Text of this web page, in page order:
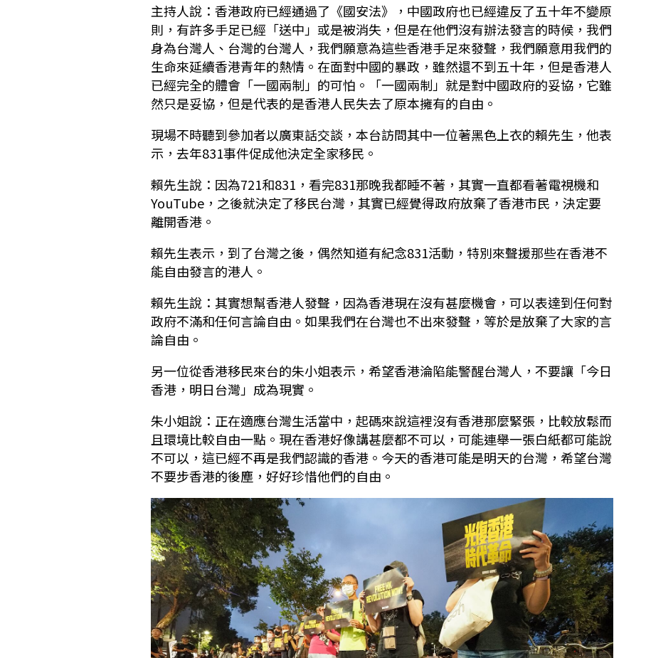
主持人說：香港政府已經通過了《國安法》，中國政府也已經違反了五十年不變原
則，有許多手足已經「送中」或是被消失，但是在他們沒有辦法發言的時候，我們
身為台灣人、台灣的台灣人，我們願意為這些香港手足來發聲，我們願意用我們的
生命來延續香港青年的熱情。在面對中國的暴政，雖然還不到五十年，但是香港人
已經完全的體會「一國兩制」的可怕。「一國兩制」就是對中國政府的妥協，它雖
然只是妥協，但是代表的是香港人民失去了原本擁有的自由。
現場不時聽到參加者以廣東話交談，本台訪問其中一位著黑色上衣的賴先生，他表
示，去年831事件促成他決定全家移民。
賴先生說：因為721和831，看完831那晚我都睡不著，其實一直都看著電視機和
YouTube，之後就決定了移民台灣，其實已經覺得政府放棄了香港市民，決定要
離開香港。
賴先生表示，到了台灣之後，偶然知道有紀念831活動，特別來聲援那些在香港不
能自由發言的港人。
賴先生說：其實想幫香港人發聲，因為香港現在沒有甚麼機會，可以表達到任何對
政府不滿和任何言論自由。如果我們在台灣也不出來發聲，等於是放棄了大家的言
論自由。
另一位從香港移民來台的朱小姐表示，希望香港淪陷能警醒台灣人，不要讓「今日
香港，明日台灣」成為現實。
朱小姐說：正在適應台灣生活當中，起碼來說這裡沒有香港那麼緊張，比較放鬆而
且環境比較自由一點。現在香港好像講甚麼都不可以，可能連舉一張白紙都可能說
不可以，這已經不再是我們認識的香港。今天的香港可能是明天的台灣，希望台灣
不要步香港的後塵，好好珍惜他們的自由。